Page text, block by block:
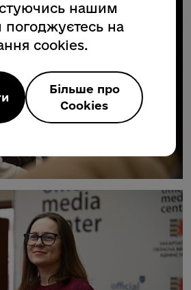
нашим
погоджуєтесь на
cookies.
Більше про
Cookies